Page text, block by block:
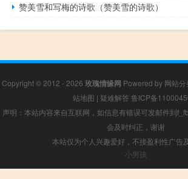
赞美雪和写梅的诗歌（赞美雪的诗歌）
Copyright © 2012 - 2026 玫瑰情缘网 Powered by 网站
站地图 | 疑难解答 鲁ICP备
声明：本站内容来自互联网，如信息有错误可发邮件到
会及时纠正，谢谢
本站仅为个人兴趣爱好，不接盈利性广告
小男孩